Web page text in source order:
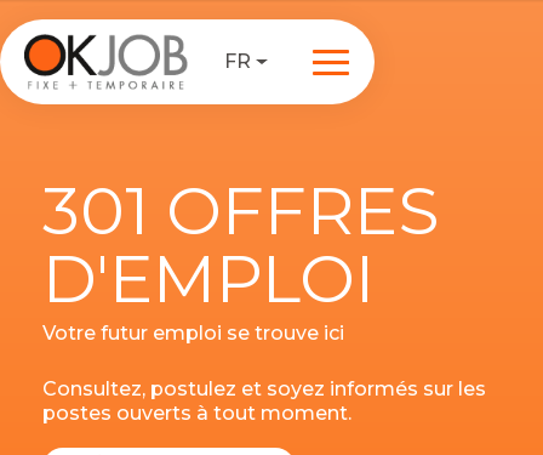
FR
301 OFFRES
D'EMPLOI
Votre futur emploi se trouve ici
Consultez, postulez et soyez informés sur les
postes ouverts à tout moment.